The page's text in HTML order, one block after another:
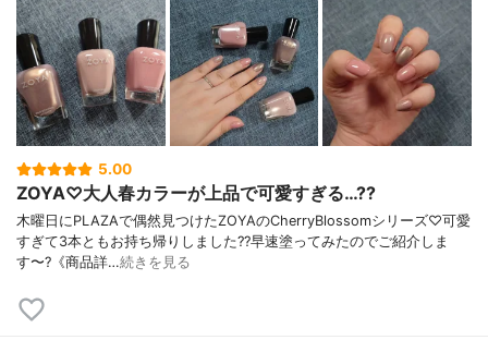
5.00
ZOYA♡大人春カラーが上品で可愛すぎる…??
木曜日にPLAZAで偶然見つけたZOYAのCherryBlossomシリーズ♡可愛
すぎて3本ともお持ち帰りしました??早速塗ってみたのでご紹介しま
す〜?《商品詳…続きを見る